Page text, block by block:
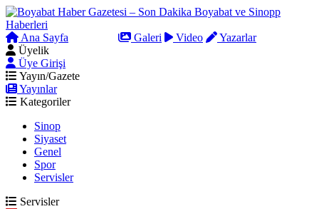
Ana Sayfa Galeri Video
Yazarlar
Üyelik
Üye Girişi
Yayın/Gazete
Yayınlar
Kategoriler
Sinop
Siyaset
Genel
Spor
Servisler
Servisler